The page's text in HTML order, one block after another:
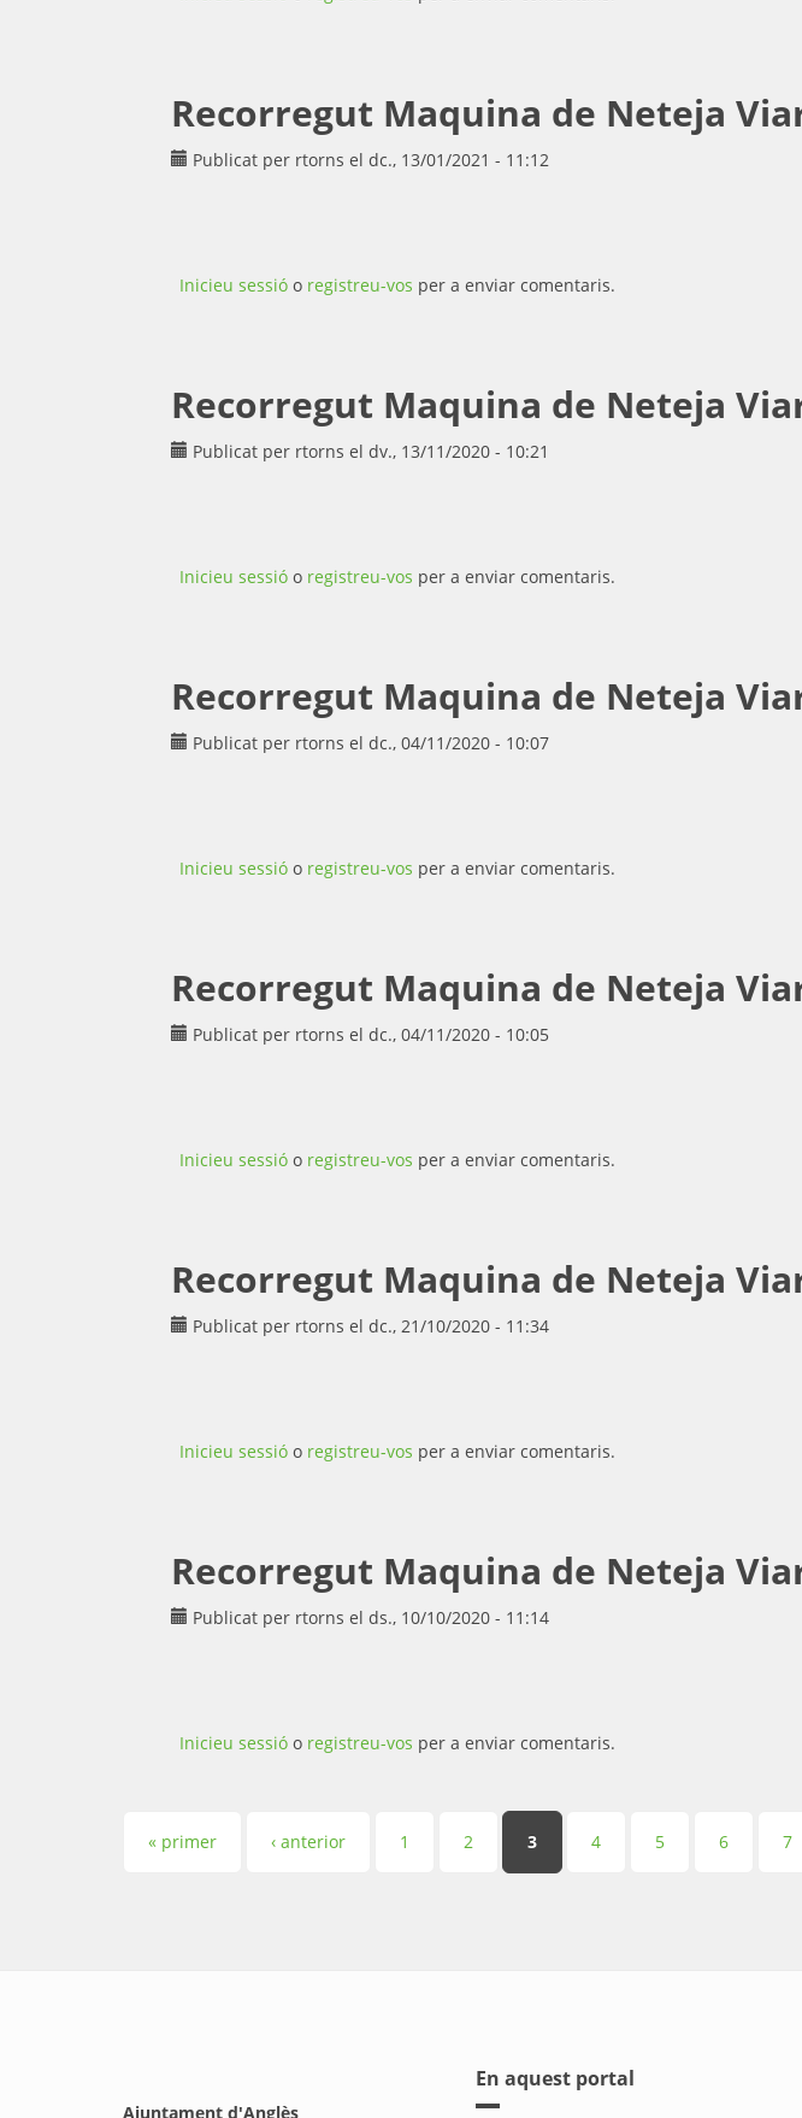
Recorregut Maquina de Neteja
Publicat per rtorns el dc., 13/01/2021 - 11:12
Inicieu sessió o registreu-vos per a enviar comentaris.
Recorregut Maquina de Neteja
Publicat per rtorns el dv., 13/11/2020 - 10:21
Inicieu sessió o registreu-vos per a enviar comentaris.
Recorregut Maquina de Neteja
Publicat per rtorns el dc., 04/11/2020 - 10:07
Inicieu sessió o registreu-vos per a enviar comentaris.
Recorregut Maquina de Neteja
Publicat per rtorns el dc., 04/11/2020 - 10:05
Inicieu sessió o registreu-vos per a enviar comentaris.
Recorregut Maquina de Neteja
Publicat per rtorns el dc., 21/10/2020 - 11:34
Inicieu sessió o registreu-vos per a enviar comentaris.
Recorregut Maquina de Neteja
Publicat per rtorns el ds., 10/10/2020 - 11:14
Inicieu sessió o registreu-vos per a enviar comentaris.
Pàgines
« primer ‹ anterior 1 2 3 4 5 6 7
Ajuntament d'Anglès
En aquest portal